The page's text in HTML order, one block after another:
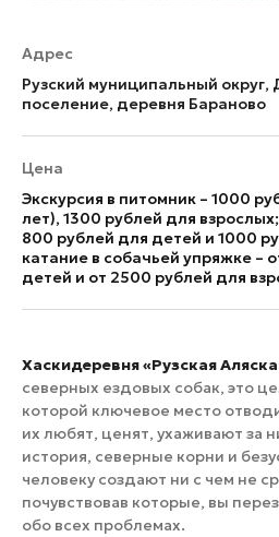
Адрес
Рузский муниципальный округ,
поселение, деревня Бараново
Цена
Экскурсия в питомник – 1000
лет), 1300 рублей для
800 рублей для детей и 1000
катание в собачьей упряжке –
детей и от 2500 рублей для
Хаскидеревня «Рузская
северных ездовых собак, это
которой ключевое место
их любят, ценят, ухаживают за
история, северные корни и
человеку создают ни с чем не
почувствовав которые, вы
обо всех проблемах.